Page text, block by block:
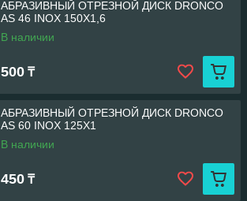
АБРАЗИВНЫЙ ОТРЕЗНОЙ ДИСК DRONCO
AS 46 INOX 150Х1,6
В наличии
500 ₸
АБРАЗИВНЫЙ ОТРЕЗНОЙ ДИСК DRONCO
AS 60 INOX 125Х1
В наличии
450 ₸